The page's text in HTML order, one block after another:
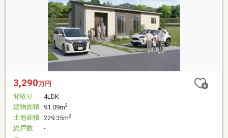
3,290万円
間取り
4LDK
建物面積 91.09m2
土地面積 229.35m2
総戸数
-